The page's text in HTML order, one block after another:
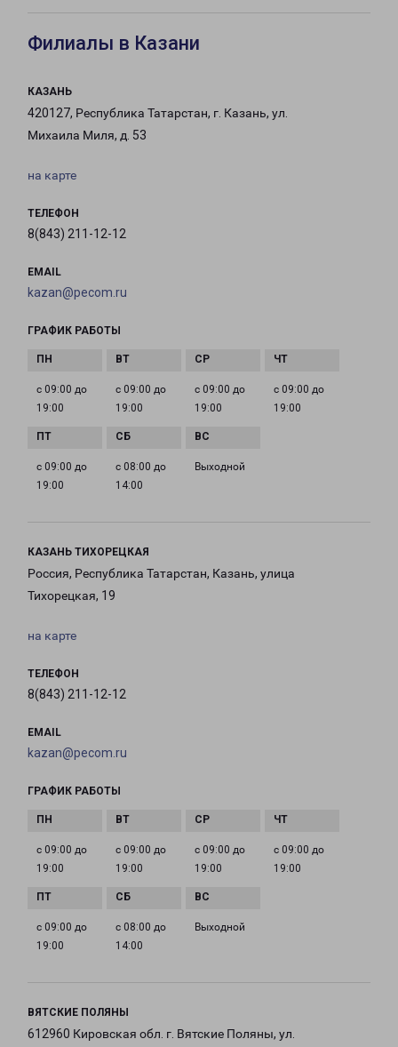
Филиалы в Казани
КАЗАНЬ
420127, Республика Татарстан, г. Казань, ул.
Михаила Миля, д. 53
на карте
ТЕЛЕФОН
8(843) 211-12-12
EMAIL
kazan@pecom.ru
ГРАФИК РАБОТЫ
с 09:00 до
19:00
с 09:00 до
19:00
с 09:00 до
19:00
с 09:00 до
19:00
с 09:00 до
19:00
с 08:00 до
14:00
Выходной
КАЗАНЬ ТИХОРЕЦКАЯ
Россия, Республика Татарстан, Казань, улица
Тихорецкая, 19
на карте
ТЕЛЕФОН
8(843) 211-12-12
EMAIL
kazan@pecom.ru
ГРАФИК РАБОТЫ
с 09:00 до
19:00
с 09:00 до
19:00
с 09:00 до
19:00
с 09:00 до
19:00
с 09:00 до
19:00
с 08:00 до
14:00
Выходной
ВЯТСКИЕ ПОЛЯНЫ
612960 Кировская обл. г. Вятские Поляны, ул.